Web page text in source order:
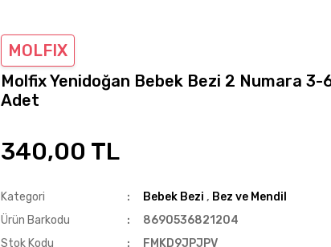
MOLFIX
Molfix Yenidoğan Bebek Bezi 2 Numara 3-
Adet
340,00 TL
Kategori Bebek Bezi , Bez ve Mendil
Ürün Barkodu
8690536821204
Stok Kodu
FMKD9JPJPV